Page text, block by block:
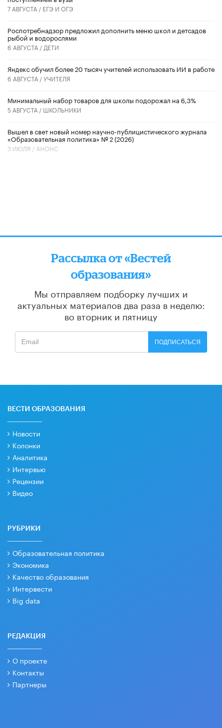
7 АВГУСТА / ЕГЭ И ОГЭ
Роспотребнадзор предложил дополнить меню школ и детсадов
рыбой и водорослями
6 АВГУСТА / ДЕТИ
​Яндекс обучил более 20 тысяч учителей использовать ИИ в работе
6 АВГУСТА /УЧИТЕЛЯ
Минимальный набор товаров для школы подорожал на 6,3%
5 АВГУСТА / ШКОЛЬНИКИ
Вышел в свет новый номер научно-публицистического журнала
«Образовательная политика» № 2 (2026)
3 ИЮЛЯ / АНОНС
Рассылка от «Вестей
образования»
Мы отправляем подборку лучших и
актуальных материалов два раза в неделю:
во вторник и пятницу
ПОДПИСАТЬСЯ
ВЕСТИ ОБРАЗОВАНИЯ
Новости
Колонки
Аналитика
Интервью
Рецензии
Видео
РУБРИКИ
Образовательная политика
Экономика
Качество образования
Интервести
Big data
РЕДАКЦИЯ
О проекте
Контакты
Партнеры